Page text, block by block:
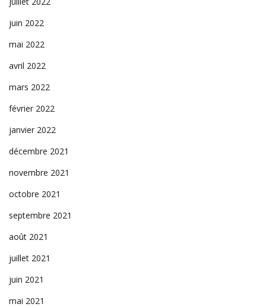
juin 2022
mai 2022
avril 2022
mars 2022
février 2022
janvier 2022
décembre 2021
novembre 2021
octobre 2021
septembre 2021
août 2021
juillet 2021
juin 2021
mai 2021